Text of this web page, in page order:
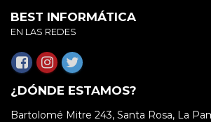
BEST INFORMÁTICA
EN LAS REDES
¿DÓNDE ESTAMOS?
Bartolomé Mitre 243, Santa Rosa, La